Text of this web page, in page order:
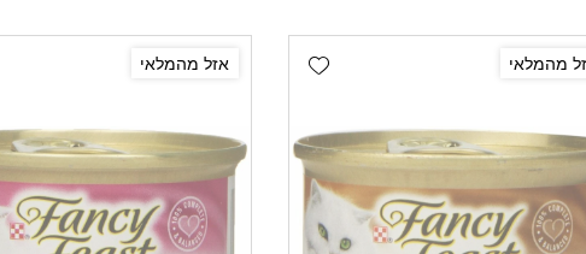
Add wishlist מהמלאי אזל מהמלאי